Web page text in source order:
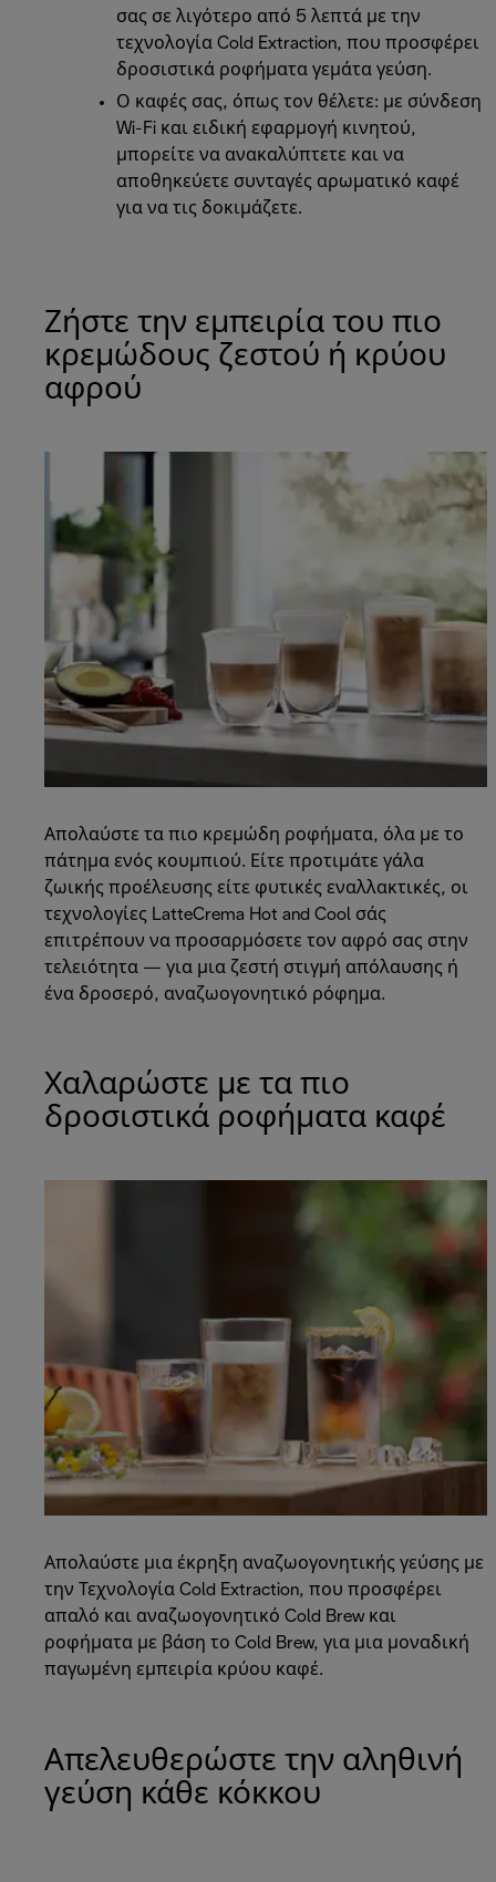
σας σε λιγότερο από 5 λεπτά με την
τεχνολογία Cold Extraction, που προσφέρει
δροσιστικά ροφήματα γεμάτα γεύση.
Ο καφές σας, όπως τον θέλετε: με σύνδεση
Wi-Fi και ειδική εφαρμογή κινητού,
μπορείτε να ανακαλύπτετε και να
αποθηκεύετε συνταγές αρωματικό καφέ
για να τις δοκιμάζετε.
Ζήστε την εμπειρία του πιο
κρεμώδους ζεστού ή κρύου
αφρού
Απολαύστε τα πιο κρεμώδη ροφήματα, όλα με το
πάτημα ενός κουμπιού. Είτε προτιμάτε γάλα
ζωικής προέλευσης είτε φυτικές εναλλακτικές, οι
τεχνολογίες LatteCrema Hot and Cool σάς
επιτρέπουν να προσαρμόσετε τον αφρό σας στην
τελειότητα — για μια ζεστή στιγμή απόλαυσης ή
ένα δροσερό, αναζωογονητικό ρόφημα.
Χαλαρώστε με τα πιο
δροσιστικά ροφήματα καφέ
Απολαύστε μια έκρηξη αναζωογονητικής γεύσης με
την Τεχνολογία Cold Extraction, που προσφέρει
απαλό και αναζωογονητικό Cold Brew και
ροφήματα με βάση το Cold Brew, για μια μοναδική
παγωμένη εμπειρία κρύου καφέ.
Απελευθερώστε την αληθινή
γεύση κάθε κόκκου